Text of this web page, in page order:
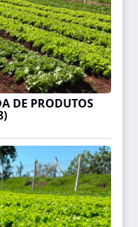
DE PRODUTOS